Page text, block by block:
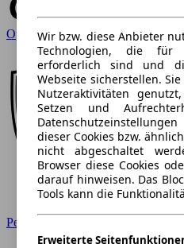
Opel
Peugeot
Wir bzw. diese Anbieter
Technologien, die für
erforderlich sind und
Webseite sicherstellen.
Nutzeraktivitäten
Setzen und
dieser Cookies bzw.
nicht abgeschaltet
Browser diese Cookies
darauf hinweisen. Das
Tools kann die
Erweiterte